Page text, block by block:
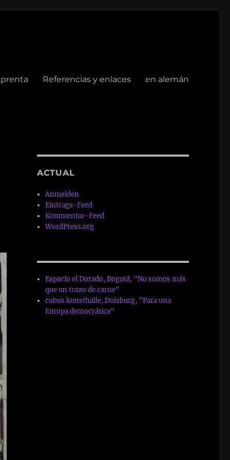
Referencias y enlaces en alemán
ACTUAL
Anmelden
Eintrags-Feed
Kommentar-Feed
WordPress.org
Espacio el Dorado, Bogotá, "No somos más
que un trozo de carne"
cubus kunsthalle, Duisburg, "Para una
Europa democrática"